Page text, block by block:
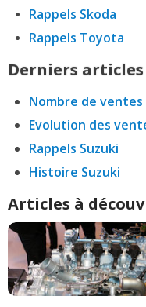
Rappels Skoda
Rappels Toyota
Derniers articles
Nombre de ventes
Evolution des
Rappels Suzuki
Histoire Suzuki
Articles à